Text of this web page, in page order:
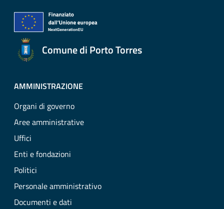
Comune di Porto Torres
AMMINISTRAZIONE
Organi di governo
Aree amministrative
Uffici
Enti e fondazioni
Politici
Personale amministrativo
Documenti e dati